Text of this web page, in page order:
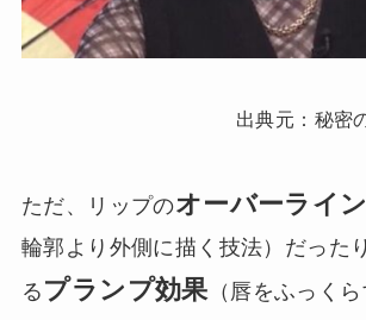
出典元：秘密
ただ、リップのオーバーライン
輪郭より外側に描く技法）だった
る プランプ効果（唇をふっく